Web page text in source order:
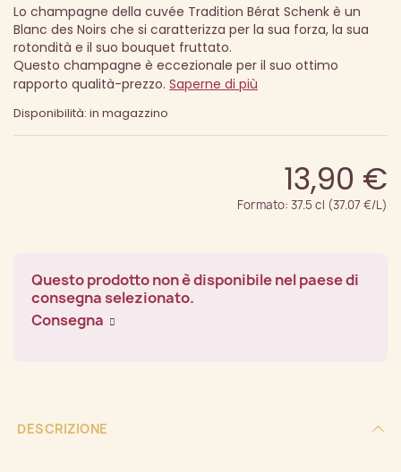
Lo champagne della cuvée Tradition Bérat Schenk è un
Blanc des Noirs che si caratterizza per la sua forza, la sua
rotondità e il suo bouquet fruttato.
Questo champagne è eccezionale per il suo ottimo
rapporto qualità-prezzo. Saperne di più
Disponibilità: in magazzino
13,90 €
Formato: 37.5 cl (37.07 €/L)
Questo prodotto non è disponibile nel paese di
consegna selezionato.
Consegna
DESCRIZIONE